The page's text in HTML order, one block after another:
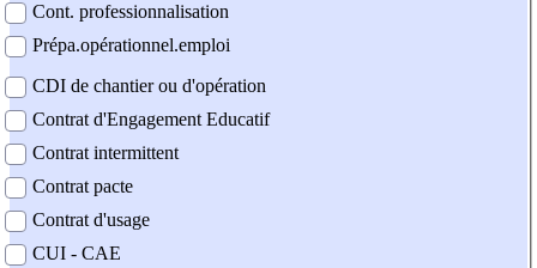
Cont. professionnalisation
Prépa.opérationnel.emploi
CDI de chantier ou d'opération
Contrat d'Engagement Educatif
Contrat intermittent
Contrat pacte
Contrat d'usage
CUI - CAE